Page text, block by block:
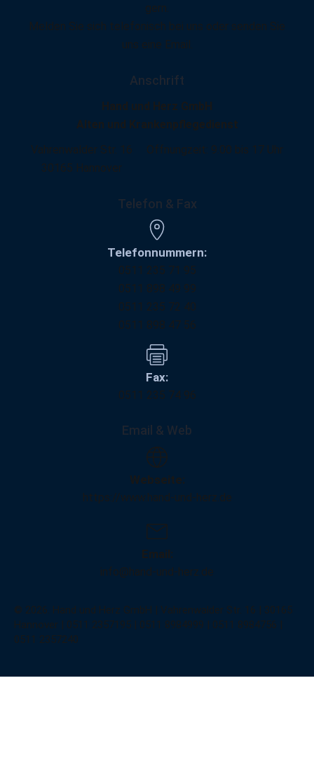
gern.
Melden Sie sich telefonisch bei uns oder senden Sie
uns eine Email.
Anschrift
Hand und Herz GmbH
Alten und Krankenpflegedienst
Vahrenwalder Str. 16
30165 Hannover
Offnungzeit: 9.00 bis 17 Uhr
Telefon & Fax
Telefonnummern:
0511 235 71 95
0511 898 49 99
0511 235 72 40
0511 898 47 56
Fax:
0511 235 74 96
Email & Web
Webseite:
https://www.hand-und-herz.de
Email:
info@hand-und-herz.de
© 2026. Hand und Herz GmbH | Vahrenwalder Str. 16 | 30165
Hannover | 0511 2357195 | 0511 8984999 | 0511 8984756 |
0511 2357240